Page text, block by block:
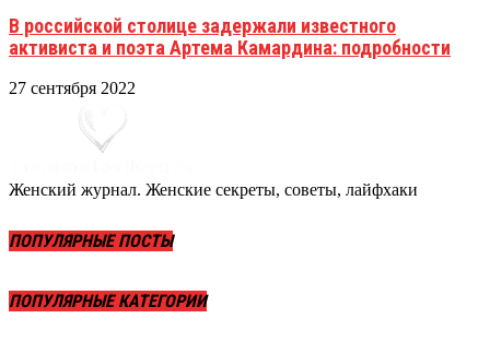
В российской столице задержали известного
активиста и поэта Артема Камардина: подробности
27 сентября 2022
Женский журнал. Женские секреты, советы, лайфхаки
ПОПУЛЯРНЫЕ ПОСТЫ
ПОПУЛЯРНЫЕ КАТЕГОРИИ